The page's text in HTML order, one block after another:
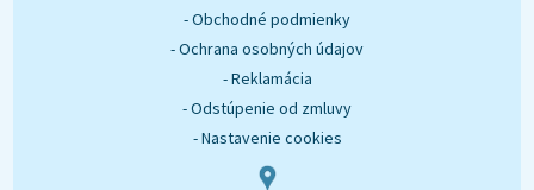
- Obchodné podmienky
- Ochrana osobných údajov
- Reklamácia
- Odstúpenie od zmluvy
- Nastavenie cookies